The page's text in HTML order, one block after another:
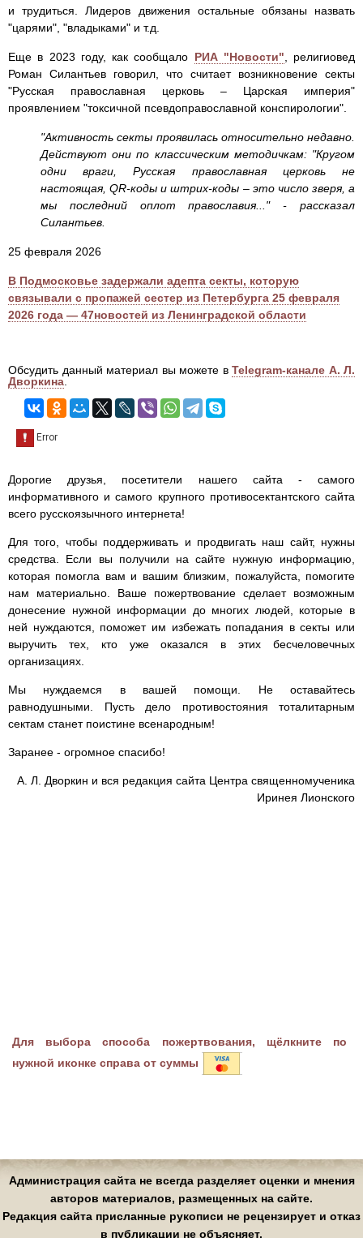
и трудиться. Лидеров движения остальные обязаны назвать
"царями", "владыками" и т.д.
Еще в 2023 году, как сообщало РИА "Новости" , религиовед
Роман Силантьев говорил, что считает возникновение секты
"Русская православная церковь – Царская империя"
проявлением "токсичной псевдоправославной конспирологии".
"Активность секты проявилась относительно недавно.
Действуют они по классическим методичкам: "Кругом
одни враги, Русская православная церковь не
настоящая, QR-коды и штрих-коды – это число зверя, а
мы последний оплот православия..." - рассказал
Силантьев.
25 февраля 2026
В Подмосковье задержали адепта секты, которую
связывали с пропажей сестер из Петербурга 25 февраля
2026 года — 47новостей из Ленинградской области
Обсудить данный материал вы можете в Telegram-канале А. Л.
Дворкина
Дорогие друзья, посетители нашего сайта - самого
информативного и самого крупного противосектантского сайта
всего русскоязычного интернета!
Для того, чтобы поддерживать и продвигать наш сайт, нужны
средства. Если вы получили на сайте нужную информацию,
которая помогла вам и вашим близким, пожалуйста, помогите
нам материально. Ваше пожертвование сделает возможным
донесение нужной информации до многих людей, которые в
ней нуждаются, поможет им избежать попадания в секты или
выручить тех, кто уже оказался в этих бесчеловечных
организациях.
Мы нуждаемся в вашей помощи. Не оставайтесь
равнодушными. Пусть дело противостояния тоталитарным
сектам станет поистине всенародным!
Заранее - огромное спасибо!
А. Л. Дворкин и вся редакция сайта Центра священномученика
Иринея Лионского
Для выбора способа пожертвования, щёлкните по
нужной иконке справа от суммы
Администрация сайта не всегда разделяет оценки и мнения
авторов материалов, размещенных на сайте.
Редакция сайта присланные рукописи не рецензирует и отказ
в публикации не объясняет.